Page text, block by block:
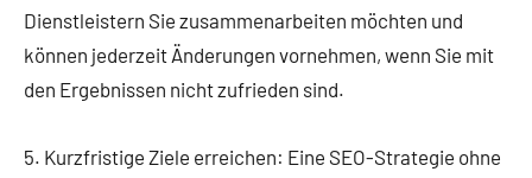
Dienstleistern Sie zusammenarbeiten möchten und
können jederzeit Änderungen vornehmen, wenn Sie mit
den Ergebnissen nicht zufrieden sind.
5. Kurzfristige Ziele erreichen: Eine SEO-Strategie ohne